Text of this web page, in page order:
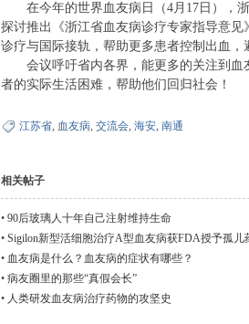
在今年的世界血友病日（4月17日），浙
探讨推出《浙江省血友病诊疗专家指导意
诊疗与国际接轨，帮助更多患者控制出血，
会议呼吁省内各界，能更多的关注到血
者的实际生活困难，帮助他们回归社会！
江苏省, 血友病, 交流会, 海安, 南通
相关帖子
• 90后玻璃人十年自己注射维持生命
• Sigilon新型活细胞治疗A型血友病获FDA授予孤儿
• 血友病是什么？血友病的症状有哪些？
• 病友圈里的那些“真假会长”
• 人类研发血友病治疗药物的攻坚史